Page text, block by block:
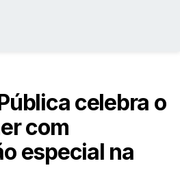
celebra o
com
especial na